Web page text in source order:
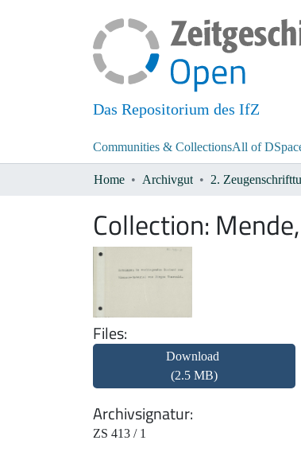
Das Repositorium des IfZ
Communities & CollectionsAll of
Home Archivgut 2.
Collection:
Files
Download
(2.5 MB)
Archivsignatur
ZS 413 / 1